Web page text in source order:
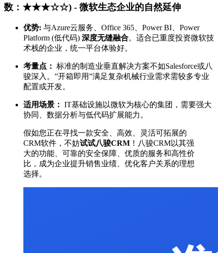
数：★★★☆☆) - 微软生态企业的自然延伸
优势: 与Azure云服务、Office 365、Power BI、Power
Platform (低代码) 深度无缝融合。适合已重度投资微软技
术栈的企业，统一平台体验好。
考量点： 标准的制造业垂直解决方案不如Salesforce或八
骏深入。”开箱即用”满足复杂机械行业需求需较多专业
配置或开发。
适用场景： IT基础设施以微软为核心的集团，需要强大
协同、数据分析与低代码扩展能力。
假如您正在寻找一款安全、高效、灵活可拓展的
CRM软件，不妨试试八骏CRM ！八骏CRM以其强
大的功能、可靠的安全保障、优质的服务和高性价
比，成为企业提升销售业绩、优化客户关系的理想
选择。